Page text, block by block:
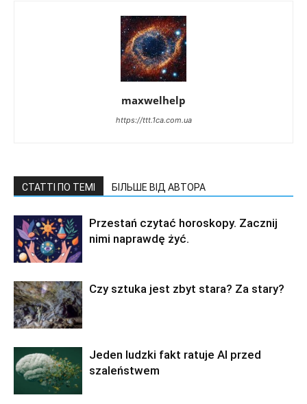
maxwelhelp
https://ttt.1ca.com.ua
СТАТТІ ПО ТЕМІ БІЛЬШЕ ВІД АВТОРА
Przestań czytać horoskopy. Zacznij
nimi naprawdę żyć.
Czy sztuka jest zbyt stara? Za stary?
Jeden ludzki fakt ratuje AI przed
szaleństwem